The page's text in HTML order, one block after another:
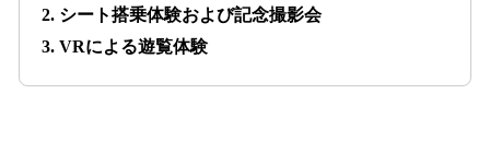
2. シート搭乗体験および記念撮影会
3. VRによる遊覧体験